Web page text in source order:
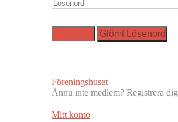
Föreningshuset
Ännu inte medlem? Registrera dig
Mitt konto